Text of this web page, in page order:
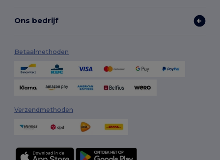
Ons bedrijf
Betaalmethoden
Verzendmethoden